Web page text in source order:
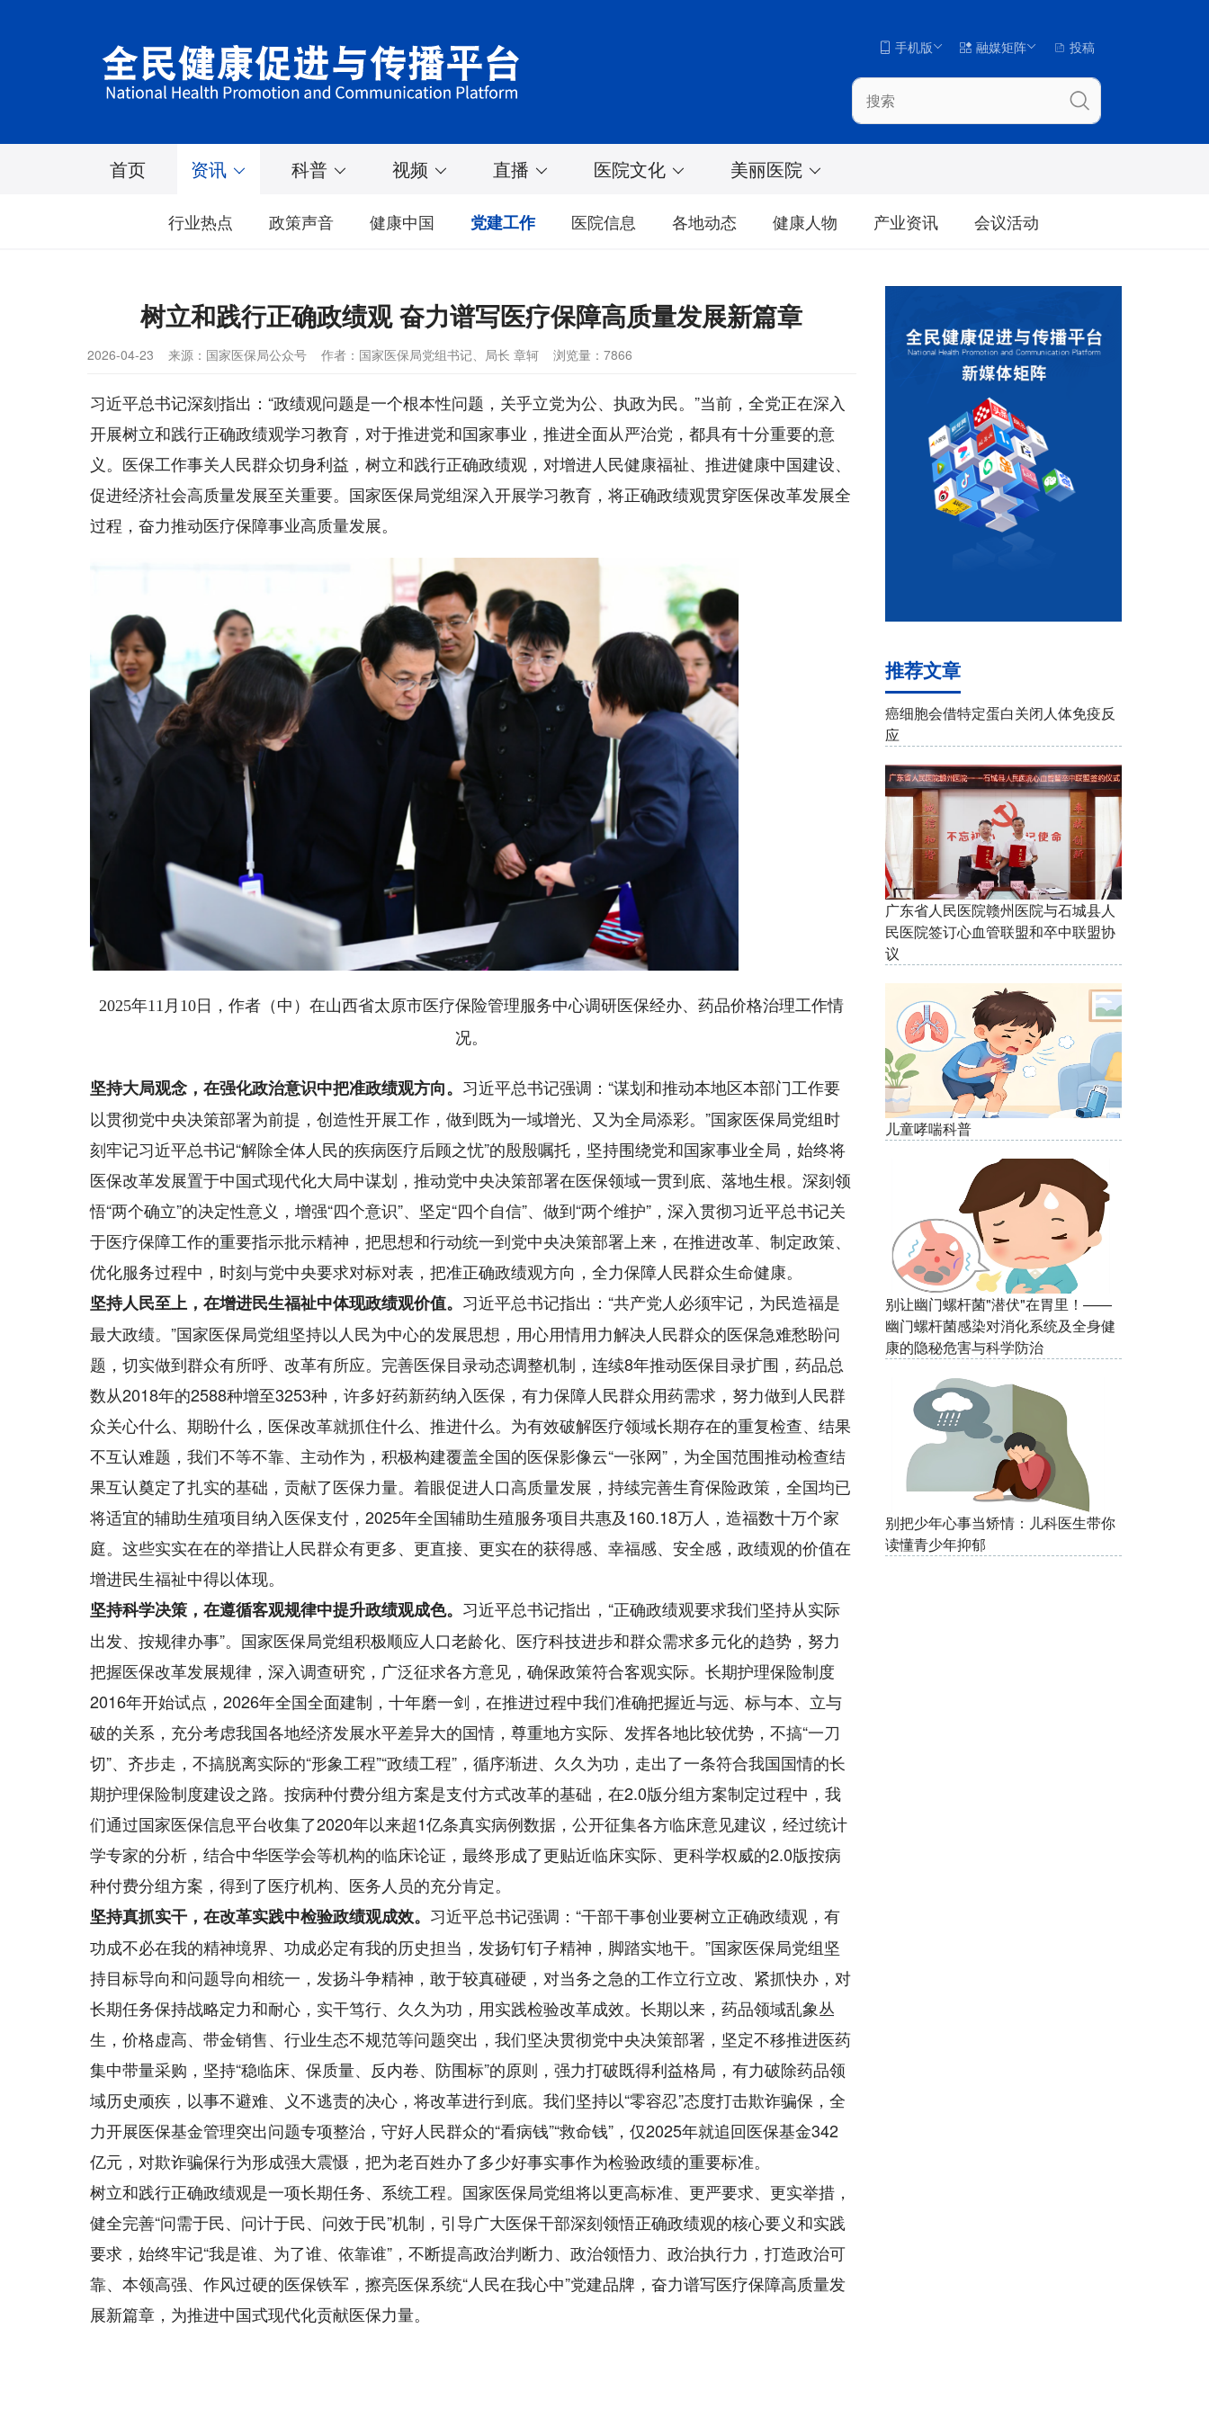
手机版 融媒矩阵 投稿
首页 资讯 科普 视频 直播 医院文化 美丽医院
行业热点 政策声音 健康中国 党建工作 医院信息 各地动态 健康人物 产业资讯 会议活动
树立和践行正确政绩观 奋力谱写医疗保障高质量发展新篇章
2026-04-23 来源：国家医保局公众号 作者：国家医保局党组书记、局长 章轲 浏览量：7866
习近平总书记深刻指出：“政绩观问题是一个根本性问题，关乎立党为公、执政为民。”当前，全党正在深入
开展树立和践行正确政绩观学习教育，对于推进党和国家事业，推进全面从严治党，都具有十分重要的意
义。医保工作事关人民群众切身利益，树立和践行正确政绩观，对增进人民健康福祉、推进健康中国建设、
促进经济社会高质量发展至关重要。国家医保局党组深入开展学习教育，将正确政绩观贯穿医保改革发展全
过程，奋力推动医疗保障事业高质量发展。
2025年11月10日，作者（中）在山西省太原市医疗保险管理服务中心调研医保经办、药品价格治理工作情
况。
坚持大局观念，在强化政治意识中把准政绩观方向。 习近平总书记强调：“谋划和推动本地区本部门工作要
以贯彻党中央决策部署为前提，创造性开展工作，做到既为一域增光、又为全局添彩。”国家医保局党组时
刻牢记习近平总书记“解除全体人民的疾病医疗后顾之忧”的殷殷嘱托，坚持围绕党和国家事业全局，始终将
医保改革发展置于中国式现代化大局中谋划，推动党中央决策部署在医保领域一贯到底、落地生根。深刻领
悟“两个确立”的决定性意义，增强“四个意识”、坚定“四个自信”、做到“两个维护”，深入贯彻习近平总书记关
于医疗保障工作的重要指示批示精神，把思想和行动统一到党中央决策部署上来，在推进改革、制定政策、
优化服务过程中，时刻与党中央要求对标对表，把准正确政绩观方向，全力保障人民群众生命健康。
坚持人民至上，在增进民生福祉中体现政绩观价值。 习近平总书记指出：“共产党人必须牢记，为民造福是
最大政绩。”国家医保局党组坚持以人民为中心的发展思想，用心用情用力解决人民群众的医保急难愁盼问
题，切实做到群众有所呼、改革有所应。完善医保目录动态调整机制，连续8年推动医保目录扩围，药品总
数从2018年的2588种增至3253种，许多好药新药纳入医保，有力保障人民群众用药需求，努力做到人民群
众关心什么、期盼什么，医保改革就抓住什么、推进什么。为有效破解医疗领域长期存在的重复检查、结果
不互认难题，我们不等不靠、主动作为，积极构建覆盖全国的医保影像云“一张网”，为全国范围推动检查结
果互认奠定了扎实的基础，贡献了医保力量。着眼促进人口高质量发展，持续完善生育保险政策，全国均已
将适宜的辅助生殖项目纳入医保支付，2025年全国辅助生殖服务项目共惠及160.18万人，造福数十万个家
庭。这些实实在在的举措让人民群众有更多、更直接、更实在的获得感、幸福感、安全感，政绩观的价值在
增进民生福祉中得以体现。
坚持科学决策，在遵循客观规律中提升政绩观成色。 习近平总书记指出，“正确政绩观要求我们坚持从实际
出发、按规律办事”。国家医保局党组积极顺应人口老龄化、医疗科技进步和群众需求多元化的趋势，努力
把握医保改革发展规律，深入调查研究，广泛征求各方意见，确保政策符合客观实际。长期护理保险制度
2016年开始试点，2026年全国全面建制，十年磨一剑，在推进过程中我们准确把握近与远、标与本、立与
破的关系，充分考虑我国各地经济发展水平差异大的国情，尊重地方实际、发挥各地比较优势，不搞“一刀
切”、齐步走，不搞脱离实际的“形象工程”“政绩工程”，循序渐进、久久为功，走出了一条符合我国国情的长
期护理保险制度建设之路。按病种付费分组方案是支付方式改革的基础，在2.0版分组方案制定过程中，我
们通过国家医保信息平台收集了2020年以来超1亿条真实病例数据，公开征集各方临床意见建议，经过统计
学专家的分析，结合中华医学会等机构的临床论证，最终形成了更贴近临床实际、更科学权威的2.0版按病
种付费分组方案，得到了医疗机构、医务人员的充分肯定。
坚持真抓实干，在改革实践中检验政绩观成效。 习近平总书记强调：“干部干事创业要树立正确政绩观，有
功成不必在我的精神境界、功成必定有我的历史担当，发扬钉钉子精神，脚踏实地干。”国家医保局党组坚
持目标导向和问题导向相统一，发扬斗争精神，敢于较真碰硬，对当务之急的工作立行立改、紧抓快办，对
长期任务保持战略定力和耐心，实干笃行、久久为功，用实践检验改革成效。长期以来，药品领域乱象丛
生，价格虚高、带金销售、行业生态不规范等问题突出，我们坚决贯彻党中央决策部署，坚定不移推进医药
集中带量采购，坚持“稳临床、保质量、反内卷、防围标”的原则，强力打破既得利益格局，有力破除药品领
域历史顽疾，以事不避难、义不逃责的决心，将改革进行到底。我们坚持以“零容忍”态度打击欺诈骗保，全
力开展医保基金管理突出问题专项整治，守好人民群众的“看病钱”“救命钱”，仅2025年就追回医保基金342
亿元，对欺诈骗保行为形成强大震慑，把为老百姓办了多少好事实事作为检验政绩的重要标准。
树立和践行正确政绩观是一项长期任务、系统工程。国家医保局党组将以更高标准、更严要求、更实举措，
健全完善“问需于民、问计于民、问效于民”机制，引导广大医保干部深刻领悟正确政绩观的核心要义和实践
要求，始终牢记“我是谁、为了谁、依靠谁”，不断提高政治判断力、政治领悟力、政治执行力，打造政治可
靠、本领高强、作风过硬的医保铁军，擦亮医保系统“人民在我心中”党建品牌，奋力谱写医疗保障高质量发
展新篇章，为推进中国式现代化贡献医保力量。
推荐文章
癌细胞会借特定蛋白关闭人体免疫反
应
广东省人民医院赣州医院与石城县人
民医院签订心血管联盟和卒中联盟协
议
儿童哮喘科普
别让幽门螺杆菌"潜伏"在胃里！——
幽门螺杆菌感染对消化系统及全身健
康的隐秘危害与科学防治
别把少年心事当矫情：儿科医生带你
读懂青少年抑郁